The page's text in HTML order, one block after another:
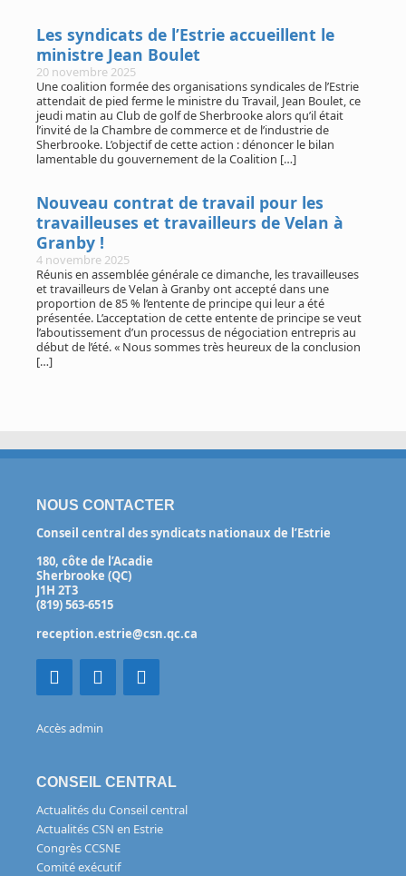
Les syndicats de l’Estrie accueillent le
ministre Jean Boulet
20 novembre 2025
Une coalition formée des organisations syndicales de l’Estrie
attendait de pied ferme le ministre du Travail, Jean Boulet, ce
jeudi matin au Club de golf de Sherbrooke alors qu’il était
l’invité de la Chambre de commerce et de l’industrie de
Sherbrooke. L’objectif de cette action : dénoncer le bilan
lamentable du gouvernement de la Coalition […]
Nouveau contrat de travail pour les
travailleuses et travailleurs de Velan à
Granby !
4 novembre 2025
Réunis en assemblée générale ce dimanche, les travailleuses
et travailleurs de Velan à Granby ont accepté dans une
proportion de 85 % l’entente de principe qui leur a été
présentée. L’acceptation de cette entente de principe se veut
l’aboutissement d’un processus de négociation entrepris au
début de l’été. « Nous sommes très heureux de la conclusion
[…]
NOUS CONTACTER
Conseil central des syndicats nationaux de l’Estrie
180, côte de l’Acadie
Sherbrooke (QC)
J1H 2T3
(819) 563-6515
reception.estrie@csn.qc.ca
Accès admin
CONSEIL CENTRAL
Actualités du Conseil central
Actualités CSN en Estrie
Congrès CCSNE
Comité exécutif